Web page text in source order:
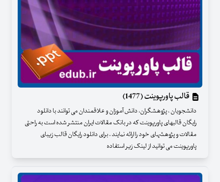
قالب پاورپوینت (1477)
دانشجویان ، پژوهشگران، دانش آموزان و علاقمندان می توانند با دانلود
رایگان قالبهای پاورپوینت که در بانک مقالات ایران منتشر شده است به راحتی
مقالات و پژوهشهای خود را ارائه نمایند . برای دانلود رایگان قالب زیبای
پاورپوینت می توانید از لینک زیر استفاده